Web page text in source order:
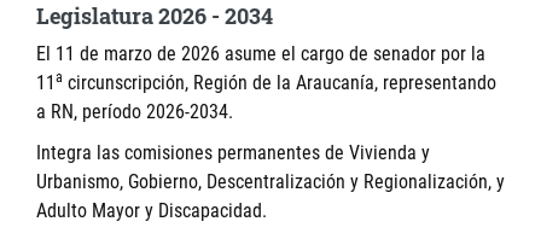
Legislatura 2026 - 2034
El 11 de marzo de 2026 asume el cargo de senador por la
11 a circunscripción, Región de la Araucanía, representando
a RN, período 2026-2034.
Integra las comisiones permanentes de Vivienda y
Urbanismo, Gobierno, Descentralización y Regionalización, y
Adulto Mayor y Discapacidad.